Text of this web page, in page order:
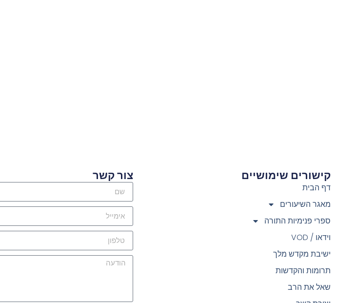
קישורים שימושיים
דף הבית
מאגר השיעורים
ספרי פנימיות התורה
וידאו / VOD
ישיבת מקדש מלך
תרומות והקדשות
שאל את הרב
צור קשר